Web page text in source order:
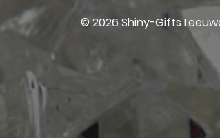
© 2026 Shiny-Gifts